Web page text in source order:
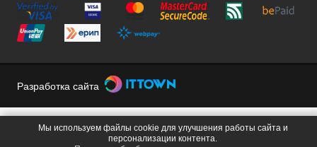
Разработка сайта
Мы используем файлы cookie для улучшения работы сайта и
персонализации контента.